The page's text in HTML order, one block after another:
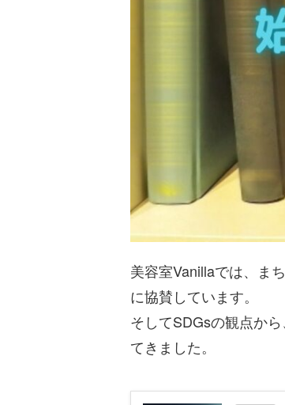
美容室Vanillaでは、ま
に協賛しています。
そしてSDGsの観点か
てきました。